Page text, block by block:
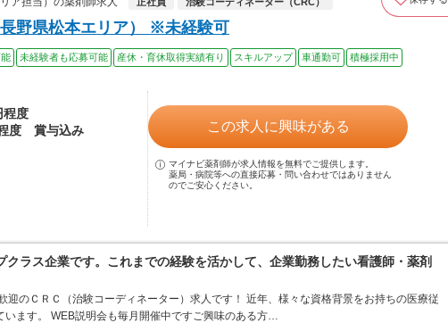
野県松本エリア） ※未経験可
未経験者も応募可能 産休・育休取得実績有り スキルアップ 車通勤可
積極採用中
程度
程度 賞与込み
この求人に興味がある
マイナビ薬剤師が求人情報を無料でご提供します。
薬局・病院等への直接応募・問い合わせではありません
のでご安心ください。
クラス企業です。これまでの経験を活かして、企業勤務したい看護師・薬剤
迎のＣＲＣ（治験コーディネーター）求人です！ 近年、様々な資格背景をお持ちの医療従
います。 WEB説明会も毎月開催中ですご興味のある方…